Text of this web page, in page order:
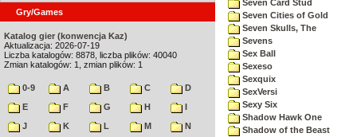
Gry/Games
Katalog gier (konwencja Kaz)
Aktualizacja: 2026-07-19
Liczba katalogów: 8878, liczba plików: 40040
Zmian katalogów: 1, zmian plików: 1
0-9 A B C
D
E
F G H
I
J
K L M
N
Seven Card Stud
Seven Cities of Gold
Seven Skulls, The
Sevens
Sex Ball
Sexeso
Sexquix
SexVersi
Sexy Six
Shadow Hawk One
Shadow of the Beast